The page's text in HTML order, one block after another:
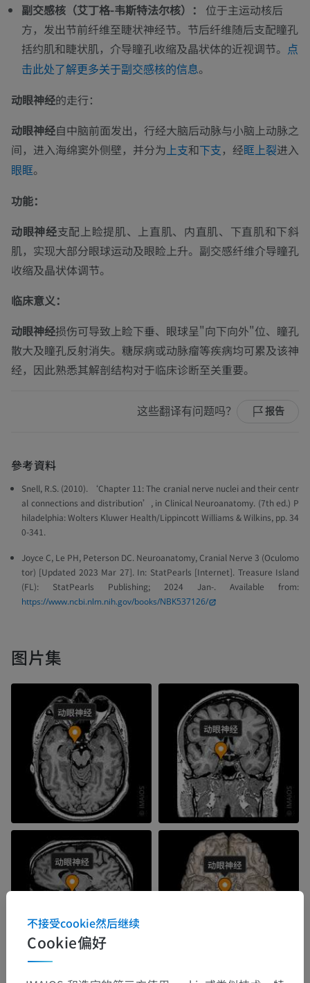
副交感核（艾丁格-韦斯特法尔核）：
位于主运动核后
方，发出节前纤维至睫状神经节。节后纤维随后支配瞳孔
括约肌和睫状肌，介导瞳孔收缩及晶状体的近视调节。 点
击此处了解更多关于副交感核的信息。
动眼神经的走行：
动眼神经自中脑前面发出，行经大脑后动脉与小脑上动脉之
间，进入海绵窦外侧壁，并分为 上支和下支，经眶上裂进入
眼眶。
功能：
动眼神经支配上睑提肌、上直肌、内直肌、下直肌和下斜
肌，实现大部分眼球运动及眼睑上升。副交感纤维介导瞳孔
收缩及晶状体调节。
临床意义：
动眼神经损伤可导致上睑下垂、眼球呈"向下向外"位、瞳孔
散大及瞳孔反射消失。糖尿病或动脉瘤等疾病均可累及该神
经，因此熟悉其解剖结构对于临床诊断至关重要。
这些翻译有问题吗？ 报告
參考資料
Snell, R.S. (2010). ‘Chapter 11: The cranial nerve nuclei and their centr
al connections and distribution’, in Clinical Neuroanatomy. (7th ed.) P
hiladelphia: Wolters Kluwer Health/Lippincott Williams & Wilkins, pp. 34
0-341.
Joyce C, Le PH, Peterson DC. Neuroanatomy, Cranial Nerve 3 (Oculomo
tor) [Updated 2023 Mar 27]. In: StatPearls [Internet]. Treasure Island
(FL): StatPearls Publishing; 2024 Jan-. Available from:
https://www.ncbi.nlm.nih.gov/books/NBK537126/
图片集
Cookie偏好
不接受cookie然后继续